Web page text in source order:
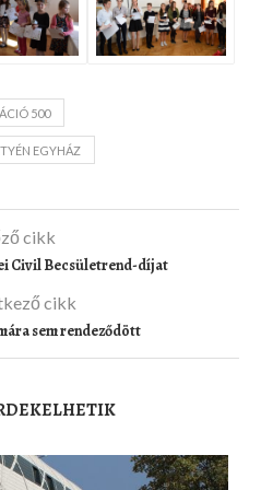
500
EGYHÁZ
cikk
Civil Becsületrend-díjat
cikk
sem rendeződött